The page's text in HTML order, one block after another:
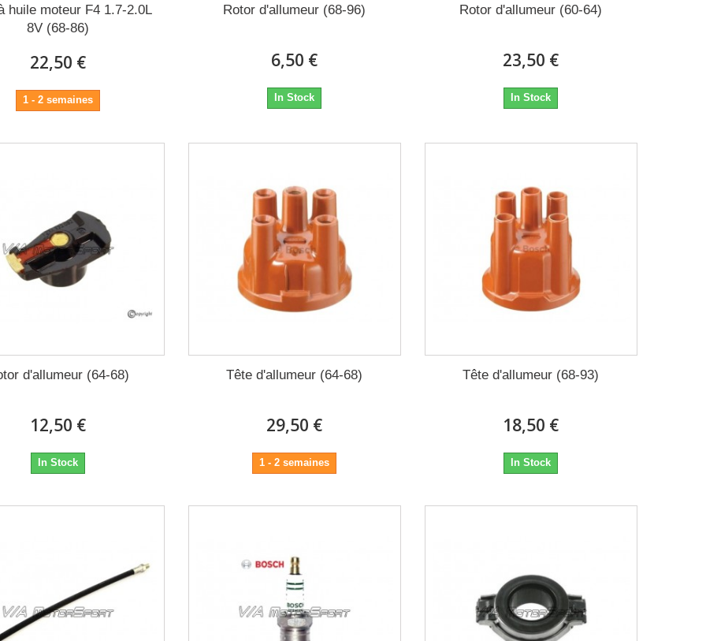
huile moteur F4 1.7-2.0L
8V (68-86)
22,50 €
1 - 2 semaines
Rotor d'allumeur (68-96)
6,50 €
In Stock
Rotor d'allumeur (60-64)
23,50 €
In Stock
d'allumeur (64-68)
12,50 €
In Stock
Tête d'allumeur (64-68)
29,50 €
1 - 2 semaines
Tête d'allumeur (68-93)
18,50 €
In Stock